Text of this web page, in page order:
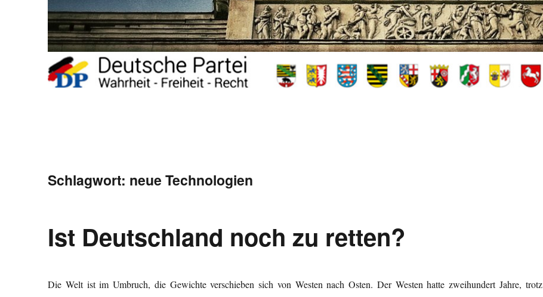
Schlagwort: neue Technologien
Ist Deutschland noch zu retten?
Die Welt ist im Umbruch, die Gewichte verschieben sich von Westen nach Osten. Der Westen hatte zweihundert Jahre, trotz